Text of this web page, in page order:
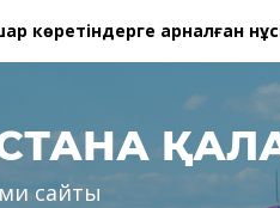
көретіндерге арналған
сайты